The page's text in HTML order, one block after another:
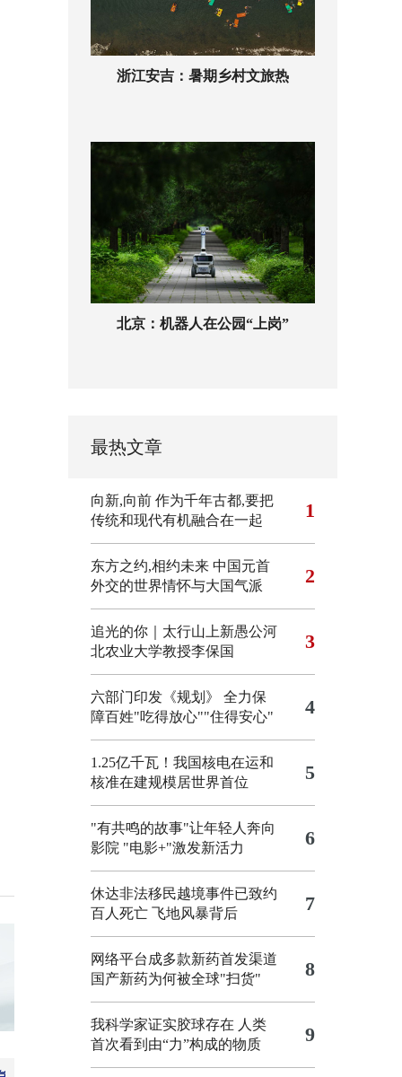
浙江安吉：暑期乡村文旅热
北京：机器人在公园“上岗”
最热文章
向新,向前 作为千年古都,要把
传统和现代有机融合在一起
1
东方之约,相约未来 中国元首
外交的世界情怀与大国气派
2
追光的你｜太行山上新愚公河
北农业大学教授李保国
3
六部门印发《规划》 全力保
障百姓"吃得放心""住得安心"
4
1.25亿千瓦！我国核电在运和
核准在建规模居世界首位
5
"有共鸣的故事"让年轻人奔向
影院 "电影+"激发新活力 6
休达非法移民越境事件已致约
百人死亡 飞地风暴背后 7
网络平台成多款新药首发渠道
国产新药为何被全球"扫货"
8
我科学家证实胶球存在 人类
首次看到由“力”构成的物质
9